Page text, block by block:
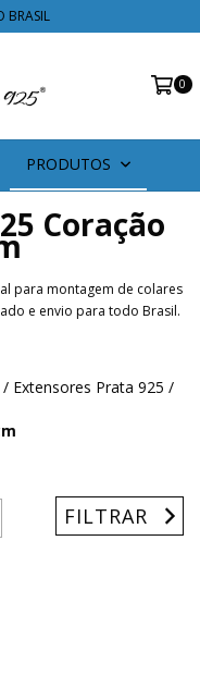
BRASIL
0
PRODUTOS
Coração
para montagem de colares
e envio para todo Brasil.
/ Extensores Prata 925 /
FILTRAR